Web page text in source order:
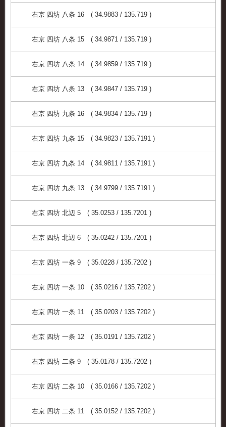
右京 四坊 八条 16 ( 34.9883 / 135.719 )
右京 四坊 八条 15 ( 34.9871 / 135.719 )
右京 四坊 八条 14 ( 34.9859 / 135.719 )
右京 四坊 八条 13 ( 34.9847 / 135.719 )
右京 四坊 九条 16 ( 34.9834 / 135.719 )
右京 四坊 九条 15 ( 34.9823 / 135.7191 )
右京 四坊 九条 14 ( 34.9811 / 135.7191 )
右京 四坊 九条 13 ( 34.9799 / 135.7191 )
右京 四坊 北辺 5 ( 35.0253 / 135.7201 )
右京 四坊 北辺 6 ( 35.0242 / 135.7201 )
右京 四坊 一条 9 ( 35.0228 / 135.7202 )
右京 四坊 一条 10 ( 35.0216 / 135.7202 )
右京 四坊 一条 11 ( 35.0203 / 135.7202 )
右京 四坊 一条 12 ( 35.0191 / 135.7202 )
右京 四坊 二条 9 ( 35.0178 / 135.7202 )
右京 四坊 二条 10 ( 35.0166 / 135.7202 )
右京 四坊 二条 11 ( 35.0152 / 135.7202 )